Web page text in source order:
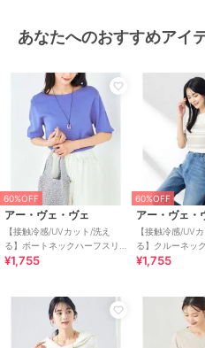
ニット素材 /
S･7号以下あり
クル
ネス
カジ
丈(トップス)
ニット・セー
ニット素材/
分・７分袖
/
S･7号以下あり
洗える/クル
ネス/カジュ
丈(トップス)
原産国 バングラデシ
あなたへのおすすめアイ
60%OFF
アー・ヴェ・ヴェ
【接触冷感/UVカット/洗え
る】ボートネックハーフスリ
ーブ美ラクるサマーニット
¥1,755
60%OFF
アー・ヴェ・
【接触冷感/UV
る】クルーネッ
ーブ美ラクるサ
¥1,755